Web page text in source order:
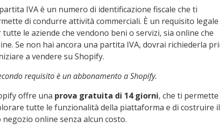
IVA è un numero di identificazione fiscale che ti
di condurre attività commerciali. È un requisito legale
tutte le aziende che vendono beni o servizi, sia online che
Se non hai ancora una partita IVA, dovrai richiederla
a vendere su Shopify.
requisito è un abbonamento a Shopify.
offre una prova gratuita di 14 giorni, che ti permette
tutte le funzionalità della piattaforma e di costruire il
negozio online senza alcun costo.